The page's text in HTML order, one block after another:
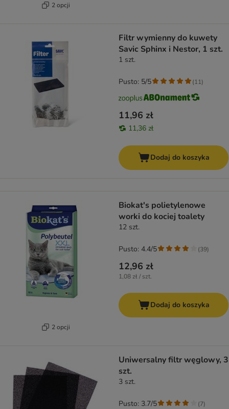
2 opcji
Filtr wymienny do kuwety
Savic Sphinx i Nestor, 1 szt.
1 szt.
11,96 zł
11,36 zł
Pusto: 5/5 (11)
Dodaj do koszyka
2 opcji
Biokat's polietylenowe
worki do kociej toalety
12 szt.
12,96 zł
1,08 zł / szt.
Pusto: 4.4/5 (39)
Dodaj do koszyka
Uniwersalny filtr węglowy, 3
szt.
3 szt.
Pusto: 3.7/5 (7)